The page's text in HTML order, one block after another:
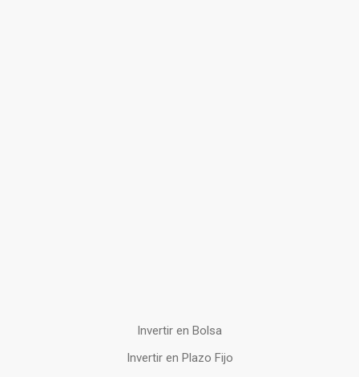
Invertir en Bolsa
Invertir en Plazo Fijo